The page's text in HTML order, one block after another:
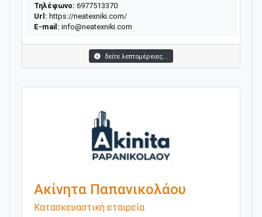
Τηλέφωνο: 6977513370
Url: https://neatexniki.com/
E-mail: info@neatexniki.com
δείτε λεπτομέρειες...
Ακίνητα Παπανικολάου
Κατασκευαστική εταιρεία